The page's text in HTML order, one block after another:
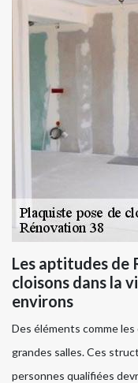
Les aptitudes de
cloisons dans la
environs
Des éléments comme
grandes salles. Ces
personnes qualifiées